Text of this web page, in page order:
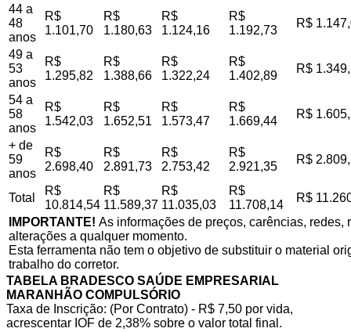
44 a
48
anos
R$
1.101,70
R$
1.180,63
R$
1.124,16
R$
1.192,73
R$
49 a
53
anos
R$
1.295,82
R$
1.388,66
R$
1.322,24
R$
1.402,89
R$
54 a
58
anos
R$
1.542,03
R$
1.652,51
R$
1.573,47
R$
1.669,44
R$
+ de
59
anos
R$
2.698,40
R$
2.891,73
R$
2.753,42
R$
2.921,35
R$
Total
R$
10.814,54
R$
11.589,37
R$
11.035,03
R$
11.708,14
R$
IMPORTANTE! As informações de preços, carências,
alterações a qualquer momento.
Esta ferramenta não tem o objetivo de substituir o material
trabalho do corretor.
TABELA BRADESCO SAÚDE EMPRESARIAL
MARANHÃO COMPULSÓRIO
Taxa de Inscrição: (Por Contrato) - R$ 7,50 por vida,
acrescentar IOF de 2,38% sobre o valor total final.